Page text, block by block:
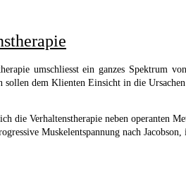
umschliesst ein ganzes Spektrum
sollen dem Klienten Einsicht in die
die Verhaltenstherapie neben operanten
Muskelentspannung nach